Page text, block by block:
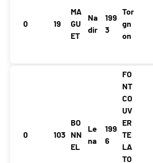
0 19
MA
GU
ET
Na
dir
199
3
Tor
gn
on
0 103
BO
NN
EL
Le
na
199
6
FO
NT
CO
UV
ER
TE
LA
TO